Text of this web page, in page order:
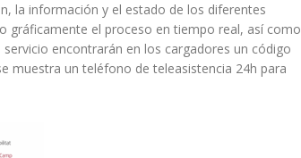
la información y el estado de los diferentes
gráficamente el proceso en tiempo real, así como
encontrarán en los cargadores un código
muestra un teléfono de teleasistencia 24h para